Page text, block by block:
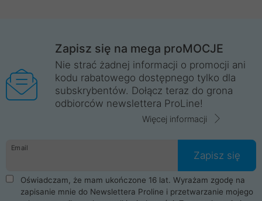
Zapisz się na mega proMOCJE
Nie strać żadnej informacji o promocji ani
kodu rabatowego dostępnego tylko dla
subskrybentów. Dołącz teraz do grona
odbiorców newslettera ProLine!
Więcej informacji
Email
Zapisz się
Oświadczam, że mam ukończone 16 lat. Wyrażam zgodę na
zapisanie mnie do Newslettera Proline i przetwarzanie mojego